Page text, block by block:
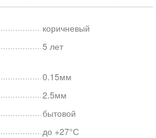
коричневый
5 лет
0.15мм
2.5мм
бытовой
до +27°С